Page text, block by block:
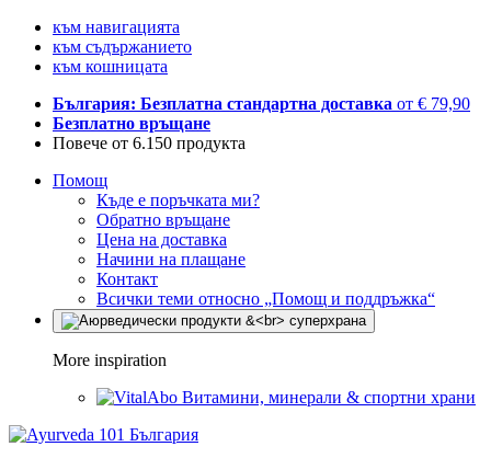
към навигацията
към съдържанието
към кошницата
България: Безплатна стандартна доставка от € 79,90
Безплатно връщане
Повече от 6.150 продукта
Помощ
Къде е поръчката ми?
Обратно връщане
Цена на доставка
Начини на плащане
Контакт
Всички теми относно „Помощ и поддръжка“
More inspiration
Витамини, минерали & спортни храни